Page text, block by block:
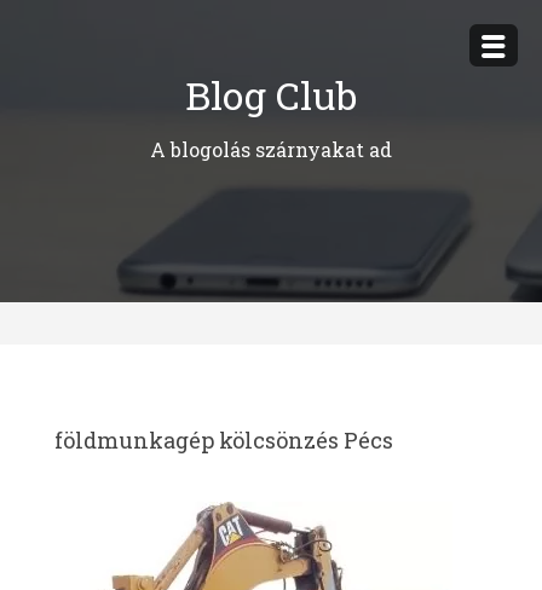
Blog Club
A blogolás szárnyakat ad
földmunkagép kölcsönzés Pécs